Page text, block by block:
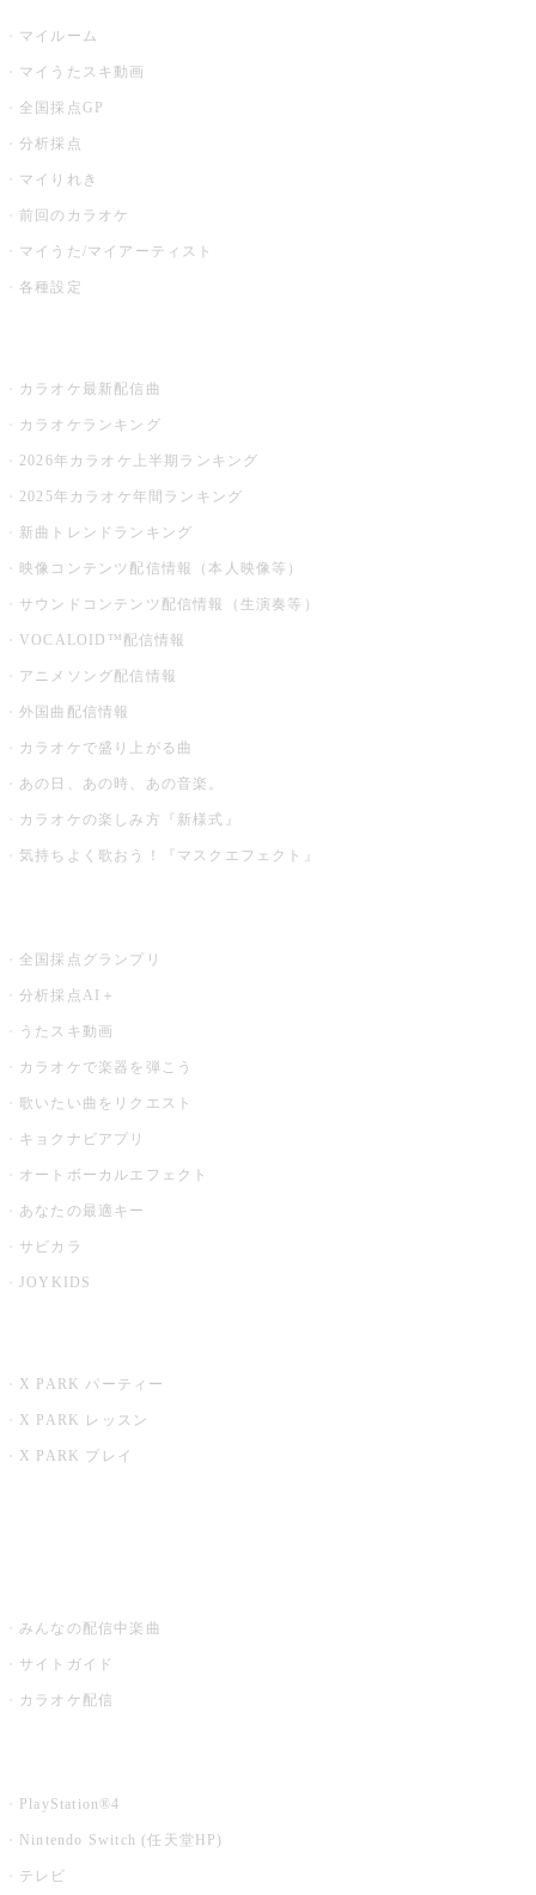
マイルーム
マイうたスキ動画
全国採点GP
分析採点
マイりれき
前回のカラオケ
マイうた/マイアーティスト
各種設定
カラオケ最新配信曲
カラオケランキング
2026年カラオケ上半期ランキング
2025年カラオケ年間ランキング
新曲トレンドランキング
映像コンテンツ配信情報（本人映像等）
サウンドコンテンツ配信情報（生演奏等）
VOCALOID™配信情報
アニメソング配信情報
外国曲配信情報
カラオケで盛り上がる曲
あの日、あの時、あの音楽。
カラオケの楽しみ方『新様式』
気持ちよく歌おう！『マスクエフェクト』
全国採点グランプリ
分析採点AI＋
うたスキ動画
カラオケで楽器を弾こう
歌いたい曲をリクエスト
キョクナビアプリ
オートボーカルエフェクト
あなたの最適キー
サビカラ
JOYKIDS
X PARK パーティー
X PARK レッスン
X PARK プレイ
みんなの配信中楽曲
サイトガイド
カラオケ配信
PlayStation®4
Nintendo Switch (任天堂HP)
テレビ